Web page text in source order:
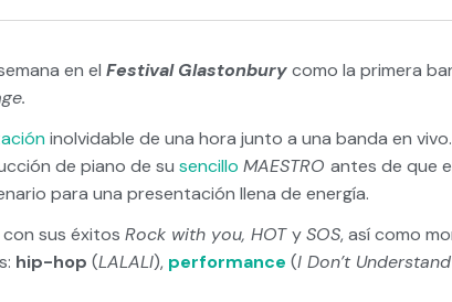
en el Festival Glastonburycomo la primera
inolvidable de una hora junto a una banda en
de piano de su sencillo MAESTRO antes de que
para una presentación llena de energía.
sus éxitos Rock with you, HOTySOS, así como
hip-hop (LALALI), performance (I Don’t